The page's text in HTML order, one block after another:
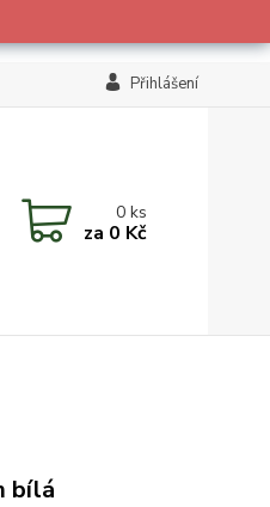
Přihlášení
0ks
za 0 Kč
bílá